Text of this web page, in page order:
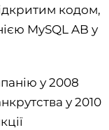
кодом,
MySQL AB у
у 2008
у 2010